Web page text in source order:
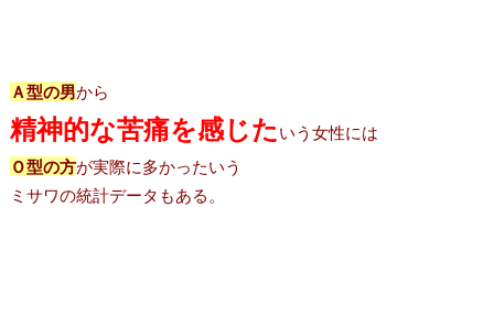
Ａ型の男から
精神的な苦痛を感じた いう女性には
Ｏ型の方が実際に多かったいう
ミサワの統計データもある。